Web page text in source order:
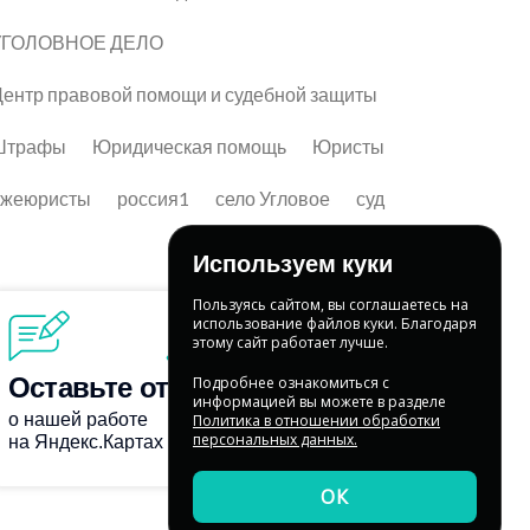
ДЕЛО
правовой помощи и судебной защиты
Юридическая помощь Юристы
россия1 село Угловое суд
Используем куки
Пользуясь сайтом, вы соглашаетесь на
использование файлов куки. Благодаря
этому сайт работает лучше.
Подробнее ознакомиться с
информацией вы можете в разделе
Политика в отношении обработки
персональных данных.
ОК